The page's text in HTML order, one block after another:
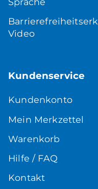
Video
Kundenservice
Kundenkonto
Mein Merkzettel
Warenkorb
Hilfe / FAQ
Kontakt